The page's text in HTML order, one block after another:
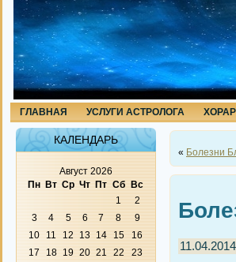
ГЛАВНАЯ УСЛУГИ АСТРОЛОГА
КАЛЕНДАРЬ
Август 2026
Пн Вт Ср Чт Пт Сб
Вс
1
2
3
4 5 6 7 8
9
10
11 12 13 14 15
16
17
18 19 20 21 22
23
« Болезни